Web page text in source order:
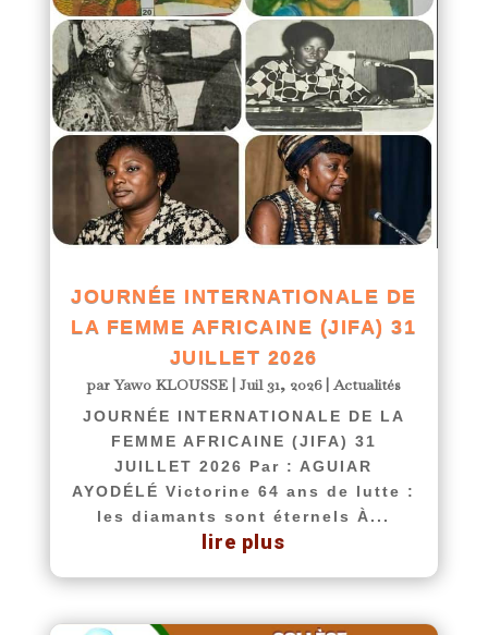
JOURNÉE INTERNATIONALE DE
LA FEMME AFRICAINE (JIFA) 31
JUILLET 2026
parYawo KLOUSSE |Juil 31, 2026|Actualités
JOURNÉE INTERNATIONALE DE LA
FEMME AFRICAINE (JIFA) 31
JUILLET 2026 Par : AGUIAR
AYODÉLÉ Victorine 64 ans de lutte :
les diamants sont éternels À...
lire plus